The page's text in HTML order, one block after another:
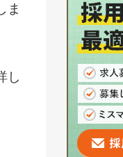
ま
し